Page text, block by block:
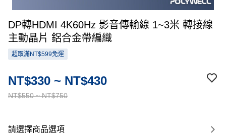
DP轉HDMI 4K60Hz 影音傳輸線 1~3米 轉接線
主動晶片 鋁合金帶編織
超取滿NT$599免運
NT$550 ~ NT$750
NT$330 ~ NT$430
請選擇商品選項